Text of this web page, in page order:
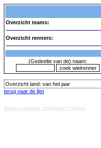
Overzicht teams:
Overzicht renners:
(Gedeelte van de) naam:
Overzicht land: van het jaar
terug naar de lijst
Database techniek: Sini Internet Projecten